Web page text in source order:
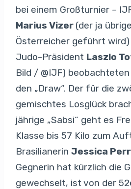
bei einem Großturnier –
Marius Vizer (der ja
Österreicher geführt
Judo-Präsident Laszlo
Bild / @IJF)
den „Draw“. Der für die
gemischtes Losglück
jährige „Sabsi“ geht es
Klasse bis 57 Kilo zum
Brasilianerin Jessica
Gegnerin hat kürzlich die
gewechselt, ist von der